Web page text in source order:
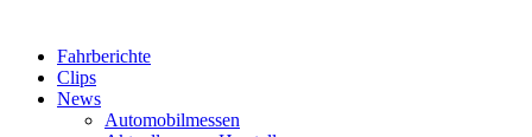
Fahrberichte
Clips
News
Automobilmessen